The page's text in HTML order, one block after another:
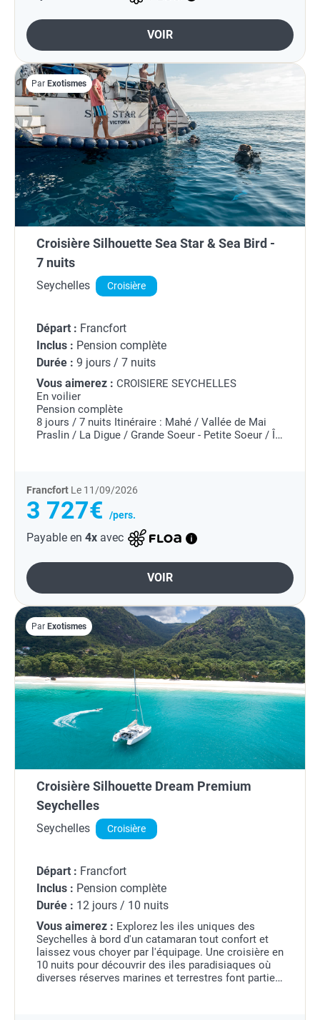
VOIR
Par Exotismes
Croisière Silhouette Sea Star & Sea Bird -
7 nuits
Seychelles Croisière
Départ : Francfort
Inclus : Pension complète
Durée : 9 jours / 7 nuits
Vous aimerez : CROISIERE SEYCHELLES
En voilier
Pension complète
8 jours / 7 nuits Itinéraire : Mahé / Vallée de Mai
Praslin / La Digue / Grande Soeur - Petite Soeur / Île
Francfort Le 11/09/2026
3 727€ /pers.
Payable en 4x avec
VOIR
Par Exotismes
Croisière Silhouette Dream Premium
Seychelles
Seychelles Croisière
Départ : Francfort
Inclus : Pension complète
Durée : 12 jours / 10 nuits
Vous aimerez : Explorez les iles uniques des
Seychelles à bord d'un catamaran tout confort et
laissez vous choyer par l'équipage. Une croisière en
10 nuits pour découvrir des iles paradisiaques où
diverses réserves marines et terrestres font partie